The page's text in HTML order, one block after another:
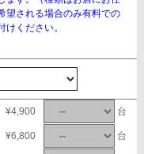
望される場合のみ有料での
ください。
¥4,900 台
¥6,800 台